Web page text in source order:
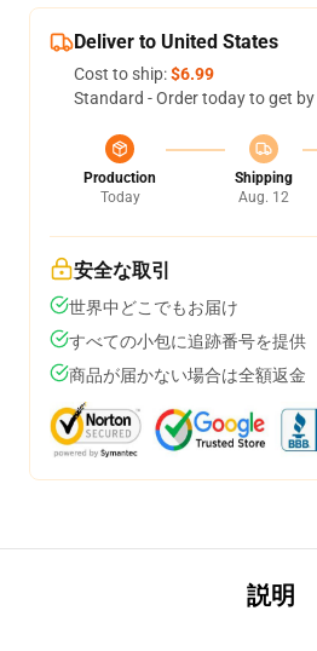
Deliver to United States
Cost to ship:$6.99
Standard - Order today to get by
Production
Today
Shipping
Aug. 12
安全な取引
世界中どこでもお届け
すべての小包に追跡番号を提供
商品が届かない場合は全額返金
説明